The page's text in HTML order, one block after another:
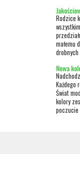
Rodzice
małemu
drobnych
Nowa
Każdego
Świat
kolory